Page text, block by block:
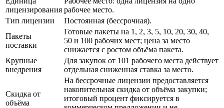
лицензирования рабочее место.
Тип лицензии
Постоянная (бессрочная).
Пакеты
поставки
Готовые пакеты на 1, 2, 3, 5, 10, 20, 30, 40,
50 и 100 рабочих мест; цена за место
снижается с ростом объёма пакета.
Крупные
внедрения
Для закупок от 101 рабочего места действует
отдельная сниженная ставка за место.
Скидка от
объёма
На бессрочные лицензии предоставляется
накопительная скидка от объёма закупки;
итоговый процент фиксируется в